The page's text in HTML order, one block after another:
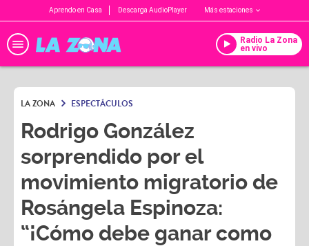
Aprendo en Casa Descarga AudioPlayer Más estaciones
Radio La Zona
en vivo
LA ZONA ESPECTÁCULOS
Rodrigo González
sorprendido por el
movimiento migratorio de
Rosángela Espinoza:
“¡Cómo debe ganar como